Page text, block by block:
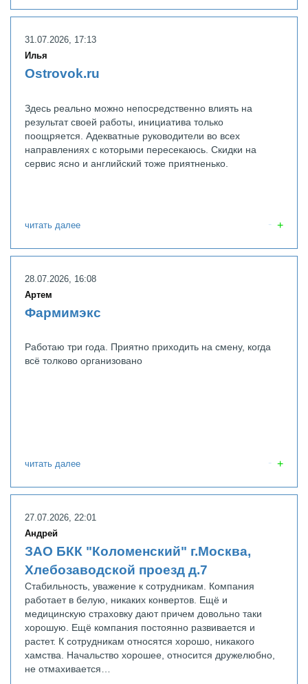
31.07.2026, 17:13
Илья
Ostrovok.ru
Здесь реально можно непосредственно влиять на
результат своей работы, инициатива только
поощряется. Адекватные руководители во всех
направлениях с которыми пересекаюсь. Скидки на
сервис ясно и английский тоже приятненько.
читать далее
28.07.2026, 16:08
Артем
Фармимэкс
Работаю три года. Приятно приходить на смену, когда
всё толково организовано
читать далее
27.07.2026, 22:01
Андрей
ЗАО БКК "Коломенский" г.Москва,
Хлебозаводской проезд д.7
Cтабильность, уважение к сотрудникам. Компания
работает в белую, никаких конвертов. Ещё и
медицинскую страховку дают причем довольно таки
хорошую. Ещё компания постоянно развивается и
растет. К сотрудникам относятся хорошо, никакого
хамства. Начальство хорошее, относится дружелюбно,
не отмахивается…